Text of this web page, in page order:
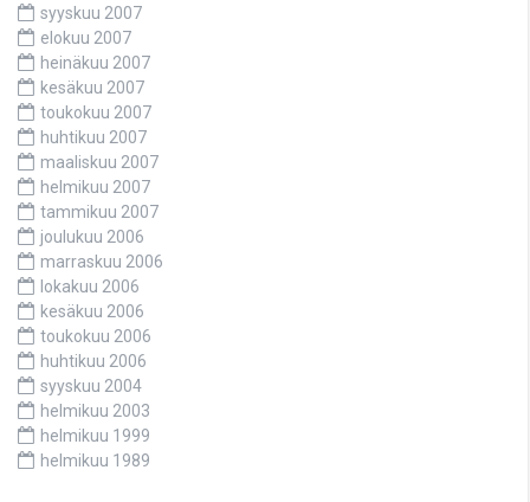
syyskuu 2007
elokuu 2007
heinäkuu 2007
kesäkuu 2007
toukokuu 2007
huhtikuu 2007
maaliskuu 2007
helmikuu 2007
tammikuu 2007
joulukuu 2006
marraskuu 2006
lokakuu 2006
kesäkuu 2006
toukokuu 2006
huhtikuu 2006
syyskuu 2004
helmikuu 2003
helmikuu 1999
helmikuu 1989